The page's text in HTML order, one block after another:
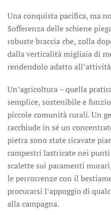
Una conquista pacifica, ma
Sofferenza delle schiene
robuste braccia che, zolla
dalla verticalità migliaia di
rendendolo adatto
Un’agricoltura – quella
semplice, sostenibile e
piccole comunità rurali. Un
racchiude in sé un
pietra sono state ricavate
campestri lastricate nei
scalette sui paramenti
le percorrenze con il
procurarsi l’appoggio di
alla campagna.